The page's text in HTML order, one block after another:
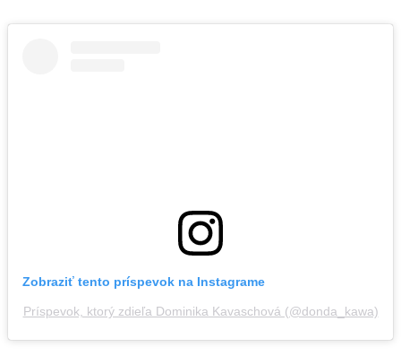
Zobraziť tento príspevok na Instagrame
Príspevok, ktorý zdieľa Dominika Kavaschová (@donda_kawa)